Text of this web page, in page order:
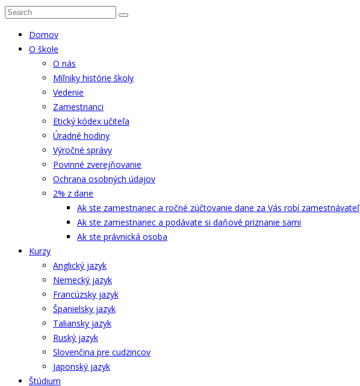
Domov
O škole
O nás
Míľniky histórie školy
Vedenie
Zamestnanci
Etický kódex učiteľa
Úradné hodiny
Výročné správy
Povinné zverejňovanie
Ochrana osobných údajov
2% z dane
Ak ste zamestnanec a ročné zúčtovanie dane za Vás robí zamestnávateľ
Ak ste zamestnanec a podávate si daňové priznanie sami
Ak ste právnická osoba
Kurzy
Anglický jazyk
Nemecký jazyk
Francúzsky jazyk
Španielsky jazyk
Taliansky jazyk
Ruský jazyk
Slovenčina pre cudzincov
Japonský jazyk
Štúdium